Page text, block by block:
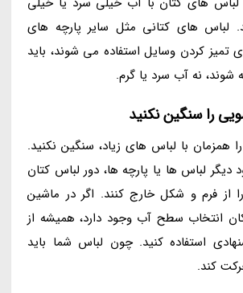
لباس های کتانی مثل سایر پارچه های
تمیز کردن وسایل استفاده می شوند، باید
شوند، نه آب سرد یا گرم.
همزمان با لباس های زیاد، سنگین نکنید.
لباس ها یا پارچه ها، دور لباس کتان
را از فرم و شکل خارج کنند. اگر در ماشین
انتخاب سطح آب وجود دارد، همیشه از
استفاده کنید. چون لباس شما باید
کند.